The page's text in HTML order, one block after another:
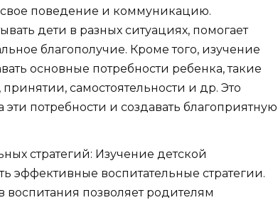
поведение и коммуникацию.
дети в разных ситуациях, помогает
благополучие. Кроме того, изучение
основные потребности ребенка, такие
самостоятельности и др. Это
потребности и создавать благоприятную
стратегий: Изучение детской
эффективные воспитательные стратегии.
позволяет родителям